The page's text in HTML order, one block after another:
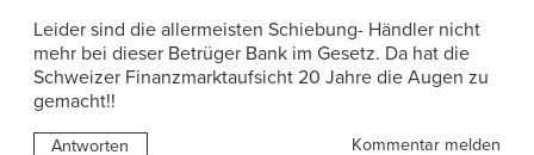
Leider sind die allermeisten Schiebung- Händler nicht
mehr bei dieser Betrüger Bank im Gesetz. Da hat die
Schweizer Finanzmarktaufsicht 20 Jahre die Augen zu
gemacht!!
Antworten Kommentar melden